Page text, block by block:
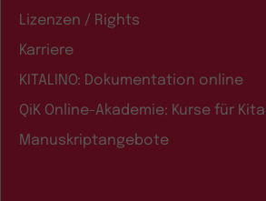
Lizenzen / Rights
Karriere
KITALINO: Dokumentation online
QiK Online-Akademie: Kurse für
Manuskriptangebote